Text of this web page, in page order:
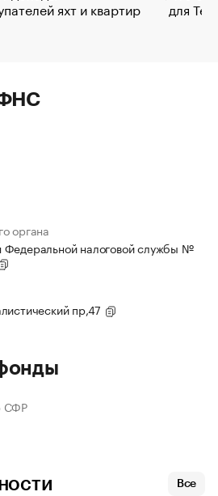
яхт и квартир
для
ФНС
органа
Федеральной налоговой службы №
пр,47
СФР
Все